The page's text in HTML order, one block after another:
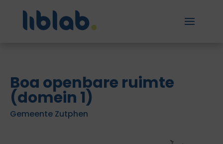
Boa openbare ruimte
(domein 1)
Gemeente Zutphen